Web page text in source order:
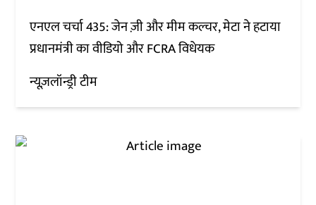
एनएल चर्चा 435: जेन ज़ी और मीम कल्चर, मेटा ने हटाया
प्रधानमंत्री का वीडियो और FCRA विधेयक
न्यूज़लॉन्ड्री टीम